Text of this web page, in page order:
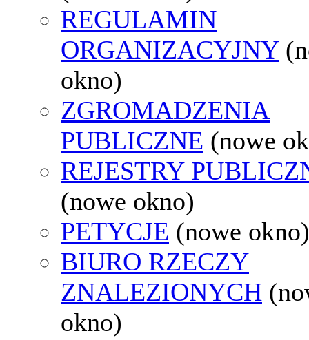
REGULAMIN
ORGANIZACYJNY
okno)
ZGROMADZENIA
PUBLICZNE (nowe
REJESTRY
(nowe okno)
PETYCJE (nowe okno)
BIURO RZECZY
ZNALEZIONYCH
okno)